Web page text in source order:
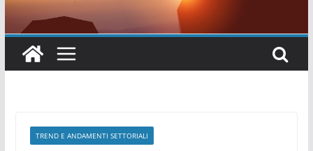
TREND E ANDAMENTI SETTORIALI